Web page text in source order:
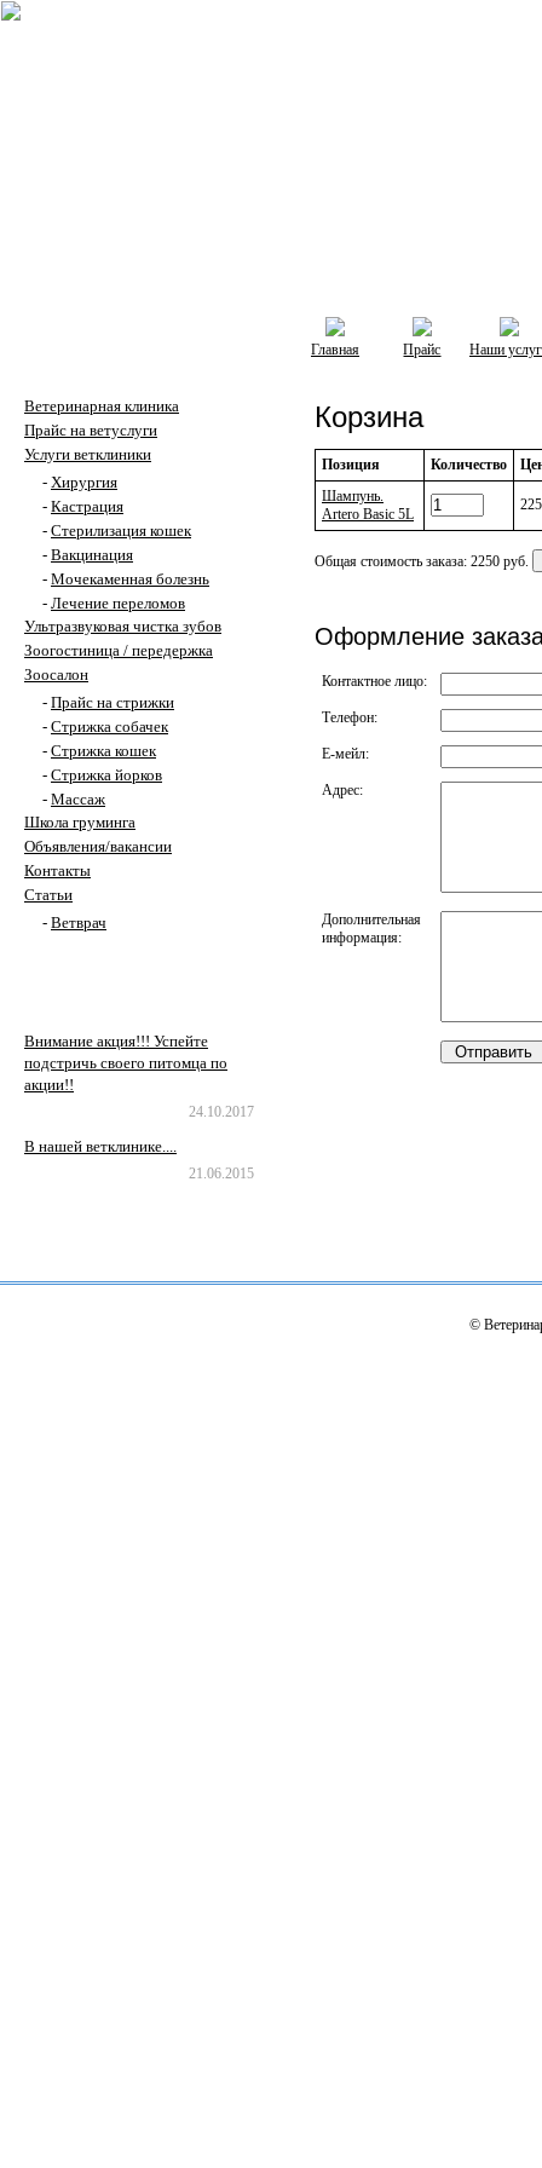
Ветеринарная клиника
Прайс на ветуслуги
Услуги ветклиники
- Хирургия
- Кастрация
- Стерилизация кошек
- Вакцинация
- Мочекаменная болезнь
- Лечение переломов
Ультразвуковая чистка зубов
Зоогостиница / передержка
Зоосалон
- Прайс на стрижки
- Стрижка собачек
- Стрижка кошек
- Стрижка йорков
- Массаж
Школа груминга
Объявления/вакансии
Контакты
Статьи
- Ветврач
Внимание акция!!! Успейте
подстричь своего питомца по
акции!!
24.10.2017
В нашей ветклинике....
21.06.2015
Главная Прайс Наши
Корзина
Позиция Количество
Шампунь.
Artero Basic 5L
Общая стоимость заказа: 2250 руб.
Оформление
Контактное лицо:
Телефон:
Е-мейл:
Адрес:
Дополнительная
информация:
©